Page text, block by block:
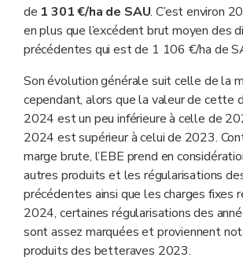
de 1 301 €/ha de SAU. C’est environ
en plus que l’excédent brut moyen des
précédentes qui est de 1 106 €/ha de
Son évolution générale suit celle de la
cependant, alors que la valeur de cette
2024 est un peu inférieure à celle de
2024 est supérieur à celui de 2023.
marge brute, l’EBE prend en
autres produits et les régularisations
précédentes ainsi que les charges fixes
2024, certaines régularisations des
sont assez marquées et proviennent
produits des betteraves 2023.